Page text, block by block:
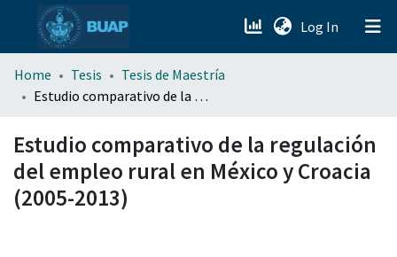
Log In (current)
menu.section.about_menu
Home Tesis
Tesis de Maestría
Estudio comparativo de la regulación del empleo rural en México y Croacia (2005-2013)
Estudio comparativo de la regulación
del empleo rural en México y Croacia
(2005-2013)